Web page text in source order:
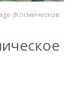
(Космическое